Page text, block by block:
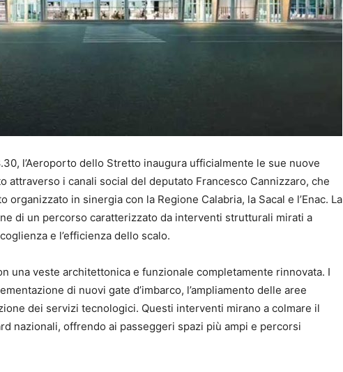
l’Aeroporto dello Stretto inaugura ufficialmente le sue nuove
attraverso i canali social del deputato Francesco Cannizzaro, che
organizzato in sinergia con la Regione Calabria, la Sacal e l’Enac. La
di un percorso caratterizzato da interventi strutturali mirati a
e l’efficienza dello scalo.
una veste architettonica e funzionale completamente rinnovata. I
di nuovi gate d’imbarco, l’ampliamento delle aree
dei servizi tecnologici. Questi interventi mirano a colmare il
nazionali, offrendo ai passeggeri spazi più ampi e percorsi